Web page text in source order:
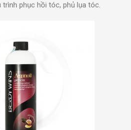
phục hồi tóc, phủ lụa tóc.